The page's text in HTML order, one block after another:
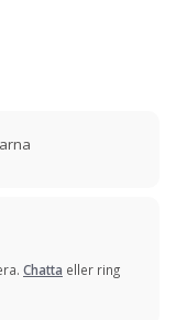
Chatta eller ring